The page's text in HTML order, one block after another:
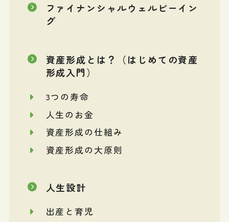
ファイナンシャルウェルビーイン
グ
資産形成とは？（はじめての資産
形成入門）
3つの寿命
人生のお金
資産形成の仕組み
資産形成の大原則
人生設計
出産と育児